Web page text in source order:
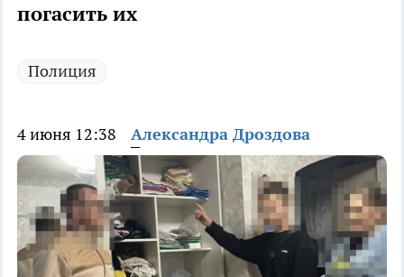
погасить их
Полиция
4 июня 12:38 Александра Дроздова